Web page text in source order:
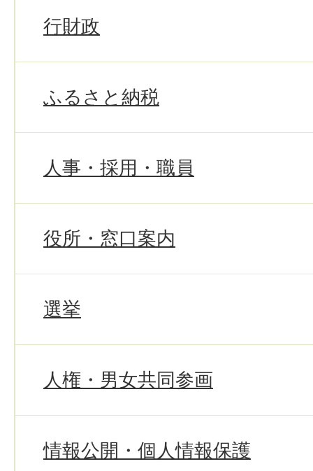
行財政
ふるさと納税
人事・採用・職員
役所・窓口案内
選挙
人権・男女共同参画
情報公開・個人情報保護